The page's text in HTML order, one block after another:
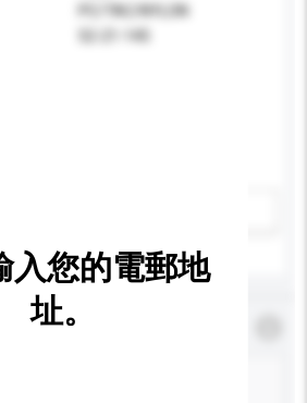
PC/TAC/NYLON
52-21-145
入您的電郵地
址。